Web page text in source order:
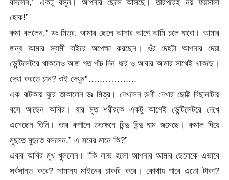
হোক!”
রুমা বললেন,” ডঃ মিত্র, আমার ছেলে আসার আগে আমি চলে যাবো। আমার
জন্য আমার স্বামী বাইরে অপেক্ষা করছেন। ওঁর দেহটা আপনার দেয়া
ভেন্টিলেটরে থাকলেও আজ গত পাঁচ দিন ধরে ও আবার আমার সাথেই থাকছে।
দেখা করতে চান? ওই দেখুন”……………..
এক ঝটকায় ঘুরে তাকালেন ডঃ মিত্র। দেখলেন রুগী দেখার ছোট্ট বিছানাটায়
বসে আছেন আবির। যার মৃত শরীরকে একটু আগেই ভেন্টিলেটরে দেখে
এসেছেন তিনি। তার কপালে ততক্ষনে বিন্দু বিন্দু ঘাম জমেছে। রুমাল দিয়ে
মুছতে মুছতে বললেন,” এ সবের মানে কি?”
এবার আবির মুখ খুললেন। “কি লাভ হলো আপনার আমার ছেলেকে এভাবে
সর্বসান্ত করে? সামান্য মাইনের চাকরি করে। কোথায় পাবে এতো টাকা?